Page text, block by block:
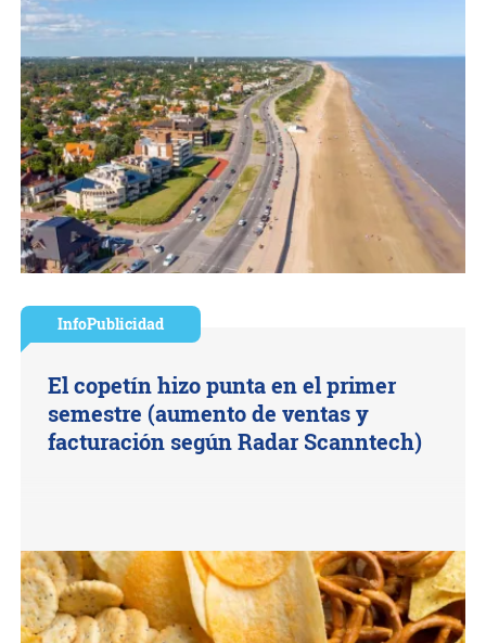
InfoPublicidad
El copetín hizo punta en el primer
semestre (aumento de ventas y
facturación según Radar Scanntech)